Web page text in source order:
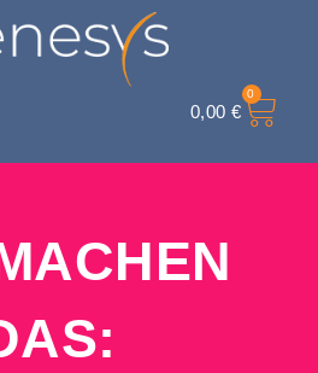
0,00 €
0